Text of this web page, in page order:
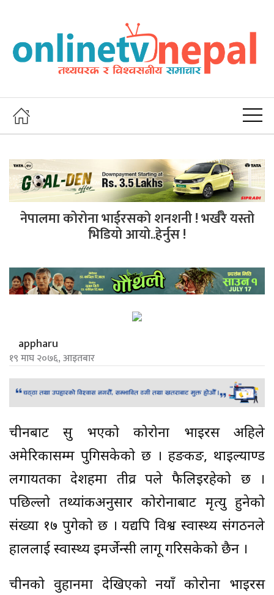
नेपालमा कोरोना भाईरसको शनशनी ! भर्खरै यस्तो
भिडियो आयो..हेर्नुस !
appharu
१९ माघ २०७६, आइतबार
चीनबाट सुरु भएको कोरोना भाइरस अहिले
अमेरिकासम्म पुगिसकेको छ । हङकङ, थाइल्याण्ड
लगायतका देशहरुमा तीव्र रुपले फैलिइरहेको छ ।
पछिल्लो तथ्यांकअनुसार कोरोनाबाट मृत्यु हुनेको
संख्या १७ पुगेको छ । यद्यपि विश्व स्वास्थ्य संगठनले
हाललाई स्वास्थ्य इमर्जेन्सी लागू गरिसकेको छैन ।
चीनको वुहानमा देखिएको नयाँ कोरोना भाइरस